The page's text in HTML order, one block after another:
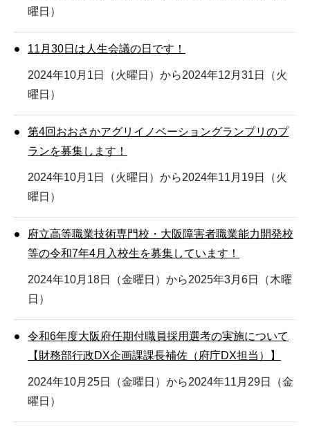
曜日）
11月30日は人生会議の日です！
2024年10月1日（火曜日）から2024年12月31日（火
曜日）
第4回おおさかアグリイノベーショングランプリのプ
ランを募集します！
2024年10月1日（火曜日）から2024年11月19日（火
曜日）
府立高等職業技術専門校・大阪障害者職業能力開発校
等の令和7年4月入校生を募集しています！
2024年10月18日（金曜日）から2025年3月6日（木曜
日）
令和6年度大阪府任期付職員採用選考の実施について
【財務部行政DX企画課課長補佐（府庁DX担当）】
2024年10月25日（金曜日）から2024年11月29日（金
曜日）